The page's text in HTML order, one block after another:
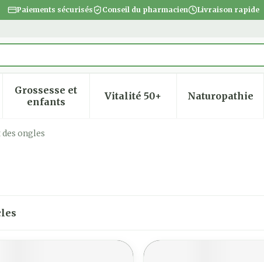
Paiements sécurisés Conseil du pharmacien Livraison rapide
la catégorie Beauté, soins et hygiène
sous-menu pour la catégorie Régime,
Grossesse et
enfantsAfficher le sous-menu pour la catégorie
Vitalité 50+Afficher le sous-menu
Naturopathie
Afficher
ongles